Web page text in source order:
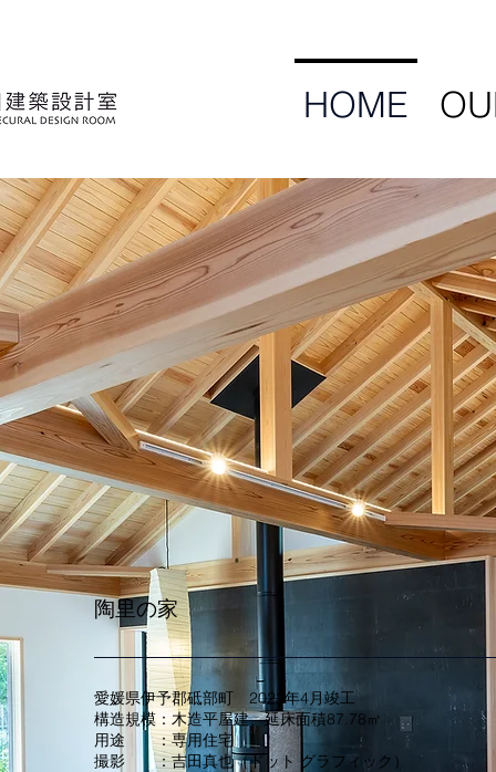
HOME
​陶里の家
​愛媛県伊予郡砥部町 2022年4月竣工
構造規模：木造平屋建、延床面積87.78㎡
用途 ：専用住宅
​​撮影 ：吉田真也（ドット グラフィック）